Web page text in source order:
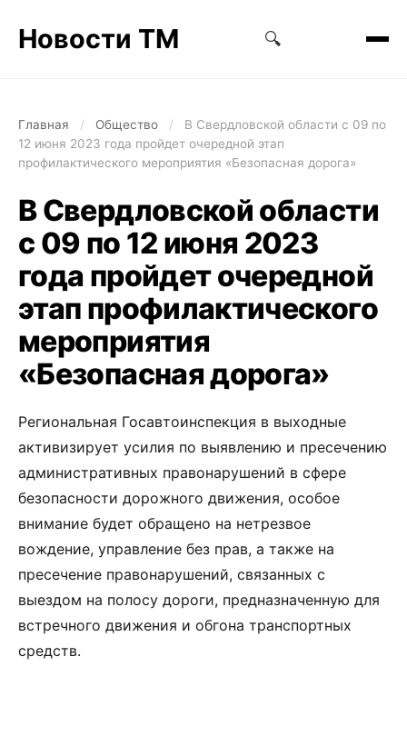
Новости ТМ 🔍
Главная / Общество /
В Свердловской области с 09 по
12 июня 2023 года пройдет очередной этап
профилактического мероприятия «Безопасная дорога»
В Свердловской области
с 09 по 12 июня 2023
года пройдет очередной
этап профилактического
мероприятия
«Безопасная дорога»
Региональная Госавтоинспекция в выходные
активизирует усилия по выявлению и пресечению
административных правонарушений в сфере
безопасности дорожного движения, особое
внимание будет обращено на нетрезвое
вождение, управление без прав, а также на
пресечение правонарушений, связанных с
выездом на полосу дороги, предназначенную для
встречного движения и обгона транспортных
средств.